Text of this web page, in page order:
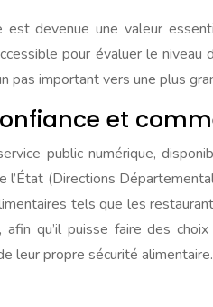
devenue une valeur
pour évaluer le niveau
pas important vers une plus
et
service public numérique,
l’État (Directions
tels que les
qu’il puisse faire des
leur propre sécurité alimentaire.